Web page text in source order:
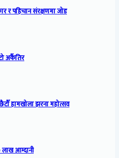
र पहिचान संरक्षणमा जोड
अर्कैतिर
हामखोला झरना महोत्सव
लाख आम्दानी